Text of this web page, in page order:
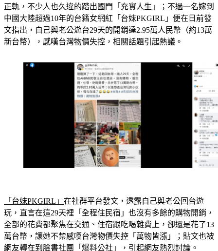
中國大陸超過10年的台籍女網紅「台妹PKGIRL」便在日前發
文指出，自己與老公遊台29天的開銷達2.95萬人民幣（約13萬
新台幣），感嘆台灣物價失控，相關話題引起熱議。
玩，直言在這29天裡「全程住民宿」也沒有多餘的購物開銷，
全部的花費都聚焦在交通、住宿跟吃喝雜費上，卻還是花了13
萬台幣，讓她不禁感嘆台灣物價失控「萬物皆漲」；貼文也被
網友轉在到臉書社團「爆料公社」，引起網友熱烈討論。